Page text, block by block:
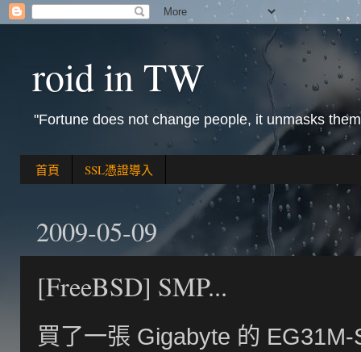
roid in TW
"Fortune does not change people, it unmasks
首頁 SSL憑證導入
2009-05-09
[FreeBSD] SMP...
買了一張 Gigabyte 的